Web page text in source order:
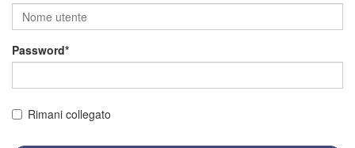
Password
Rimani collegato